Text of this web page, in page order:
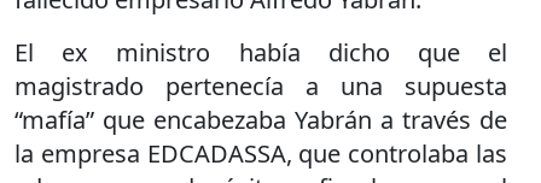
El ex ministro había dicho que el
magistrado pertenecía a una supuesta
“mafía” que encabezaba Yabrán a través de
la empresa EDCADASSA, que controlaba las